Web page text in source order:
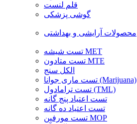
قلم لنست
گوشی پزشکی
محصولات آرایشی و بهداشتی
تست شیشه MET
تست متادون MTE
الکل سنج
تست ماری جوانا (Marijuana)
تست ترامادول (TML)
تست اعتیاد پنج گانه
تست اعتیاد ده گانه
تست مورفین MOP